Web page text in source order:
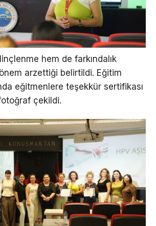
hem de farkındalık
arzettiği belirtildi. Eğitim
eğitmenlere teşekkür sertifikası
çekildi.